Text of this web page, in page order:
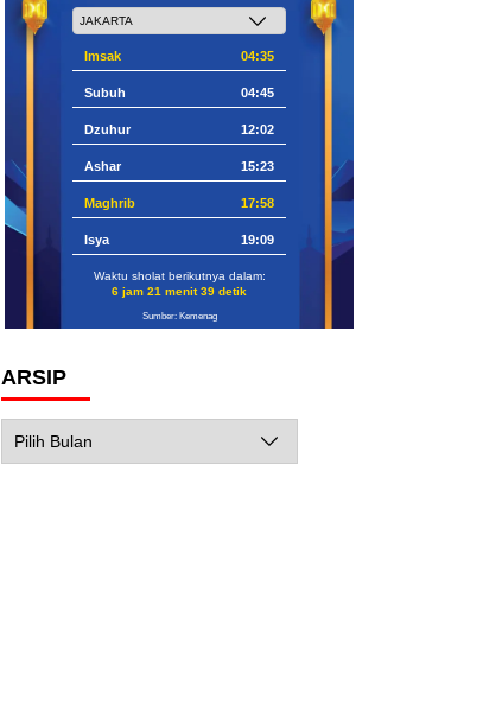
Imsak 04:35
Subuh 04:45
Dzuhur 12:02
Ashar 15:23
Maghrib 17:58
Isya 19:09
Waktu sholat berikutnya dalam:
6 jam 21 menit 38 detik
Sumber: Kemenag
ARSIP